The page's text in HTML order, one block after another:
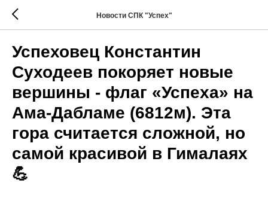
Новости СПК "Успех"
Успеховец Константин
Суходеев покоряет новые
вершины - флаг «Успеха» на
Ама-Дабламе (6812м). Эта
гора считается сложной, но
самой красивой в Гималаях
💪